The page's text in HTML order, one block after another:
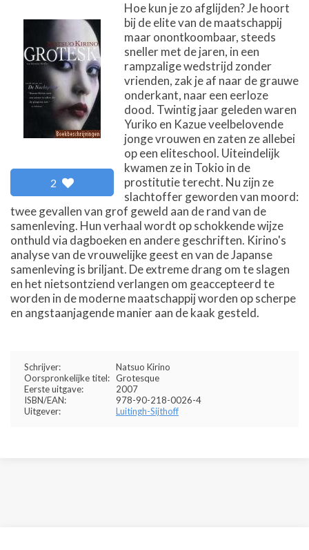
2
Hoe kun je zo afglijden? Je hoort
bij de elite van de maatschappij
maar onontkoombaar, steeds
sneller met de jaren, in een
rampzalige wedstrijd zonder
vrienden, zak je af naar de grauwe
onderkant, naar een eerloze
dood. Twintig jaar geleden waren
Yuriko en Kazue veelbelovende
jonge vrouwen en zaten ze allebei
op een eliteschool. Uiteindelijk
kwamen ze in Tokio in de
prostitutie terecht. Nu zijn ze
slachtoffer geworden van moord:
twee gevallen van grof geweld aan de rand van de
samenleving. Hun verhaal wordt op schokkende wijze
onthuld via dagboeken en andere geschriften. Kirino's
analyse van de vrouwelijke geest en van de Japanse
samenleving is briljant. De extreme drang om te slagen
en het nietsontziend verlangen om geaccepteerd te
worden in de moderne maatschappij worden op scherpe
en angstaanjagende manier aan de kaak gesteld.
Schrijver:
Natsuo Kirino
Oorspronkelijke titel: Grotesque
Eerste uitgave:
2007
ISBN/EAN:
978-90-218-0026-4
Uitgever:
Luitingh-Sijthoff